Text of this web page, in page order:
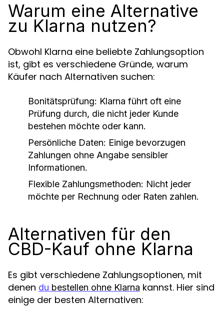
Warum eine Alternative
zu Klarna nutzen?
Obwohl Klarna eine beliebte Zahlungsoption
ist, gibt es verschiedene Gründe, warum
Käufer nach Alternativen suchen:
Bonitätsprüfung: Klarna führt oft eine
Prüfung durch, die nicht jeder Kunde
bestehen möchte oder kann.
Persönliche Daten: Einige bevorzugen
Zahlungen ohne Angabe sensibler
Informationen.
Flexible Zahlungsmethoden: Nicht jeder
möchte per Rechnung oder Raten zahlen.
Alternativen für den
CBD-Kauf ohne Klarna
Es gibt verschiedene Zahlungsoptionen, mit
denen du bestellen ohne Klarna kannst. Hier sind
einige der besten Alternativen: